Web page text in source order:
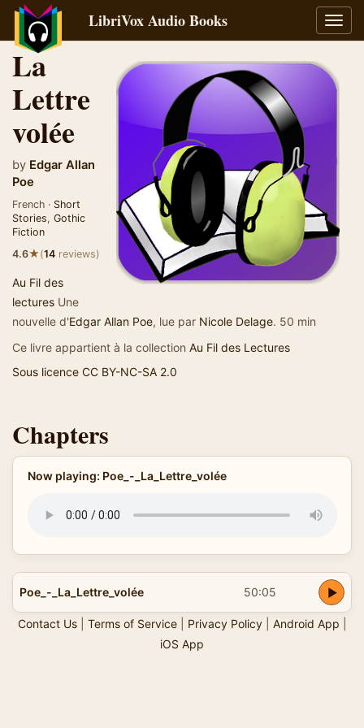
LibriVox Audio Books
La
Lettre
volée
by Edgar Allan
Poe
French · Short
Stories, Gothic
Fiction
4.6★(14 reviews)
Au Fil des
lectures Une
nouvelle d'Edgar Allan Poe, lue par Nicole Delage. 50 min
Ce livre appartient à la collection Au Fil des Lectures
Sous licence CC BY-NC-SA 2.0
Chapters
Now playing: Poe_-_La_Lettre_volée
Poe_-_La_Lettre_volée 50:05
Contact Us| Terms of Service| Privacy Policy| Android App
iOS App